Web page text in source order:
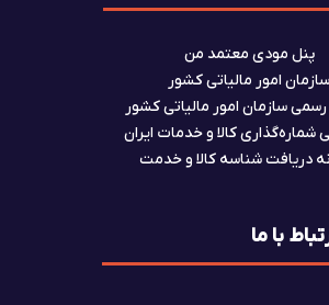
با ما
پنل مودی معتمد من
سازمان امور مالیاتی کشور
سازمان امور مالیاتی کشور
شماره‌گذاری کالا و خدمات ایران
دریافت شناسه کالا و خدمت